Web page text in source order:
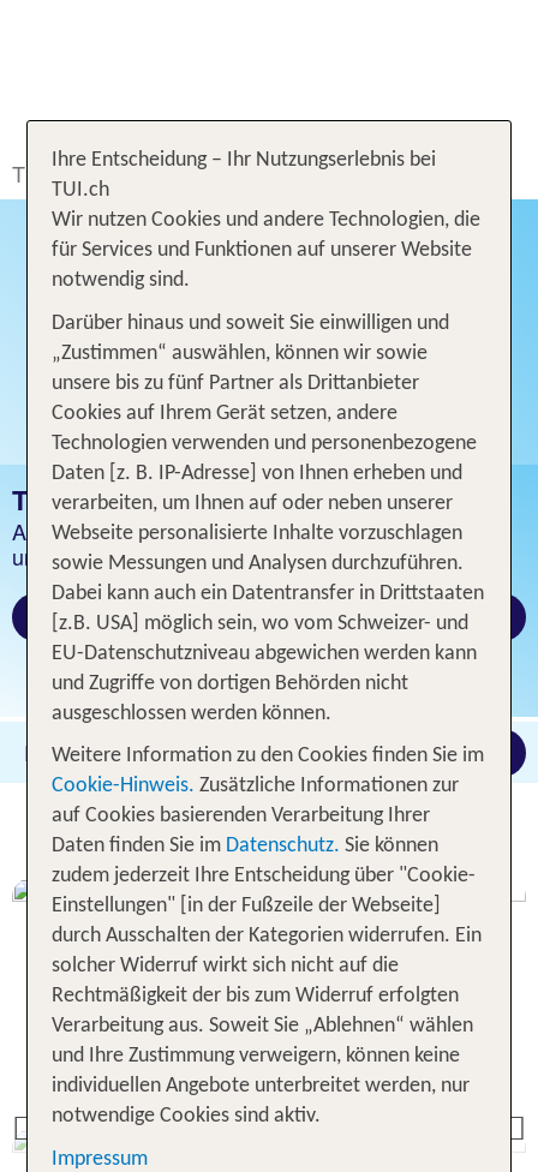
TUI.ch TUI Hotelmarken TUI MAGIC LIFE
TUI MAGIC LIFE
All Inclusive Clubferien am Meer trifft Sport, Relaxen
und Unterhaltung.
Alle TUI MAGIC LIFE Angebote mit Flug
Beliebig Schweiz 12.08.2026 -
Suche anpassen
Previous
KIDS
& TEENS
PROGRAMM
Weitere Infos
Ihre Entscheidung – Ihr Nutzungserlebnis bei
TUI.ch
Wir nutzen Cookies und andere Technologien, die
für Services und Funktionen auf unserer Website
notwendig sind.
Darüber hinaus und soweit Sie einwilligen und
„Zustimmen“ auswählen, können wir sowie
unsere bis zu fünf Partner als Drittanbieter
Cookies auf Ihrem Gerät setzen, andere
Technologien verwenden und personenbezogene
Daten [z. B. IP-Adresse] von Ihnen erheben und
verarbeiten, um Ihnen auf oder neben unserer
Webseite personalisierte Inhalte vorzuschlagen
sowie Messungen und Analysen durchzuführen.
Dabei kann auch ein Datentransfer in Drittstaaten
[z.B. USA] möglich sein, wo vom Schweizer- und
EU-Datenschutzniveau abgewichen werden kann
und Zugriffe von dortigen Behörden nicht
ausgeschlossen werden können.
Weitere Information zu den Cookies finden Sie im
Cookie-Hinweis. Zusätzliche Informationen zur
auf Cookies basierenden Verarbeitung Ihrer
Daten finden Sie im Datenschutz. Sie können
zudem jederzeit Ihre Entscheidung über "Cookie-
Einstellungen" [in der Fußzeile der Webseite]
durch Ausschalten der Kategorien widerrufen. Ein
solcher Widerruf wirkt sich nicht auf die
Rechtmäßigkeit der bis zum Widerruf erfolgten
Verarbeitung aus. Soweit Sie „Ablehnen“ wählen
und Ihre Zustimmung verweigern, können keine
individuellen Angebote unterbreitet werden, nur
notwendige Cookies sind aktiv.
Impressum